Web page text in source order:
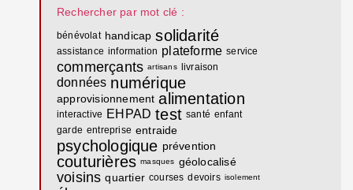
Rechercher par mot clé :
bénévolat handicap solidarité
assistance information plateforme service
commerçants artisans livraison
données numérique
approvisionnement alimentation
interactive EHPAD test santé enfant
garde entreprise entraide
psychologique prévention
couturières masques géolocalisé
voisins quartier courses devoirs isolement